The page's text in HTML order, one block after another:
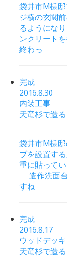
袋井市M様
ジ横の玄関
るようにな
ンクリート
終わっ
完成
2016.8.30
内装工事
天竜杉で造
袋井市M様
ブを設置す
重に貼って
造作洗面
すね
完成
2016.8.17
ウッドデッ
天竜杉で造